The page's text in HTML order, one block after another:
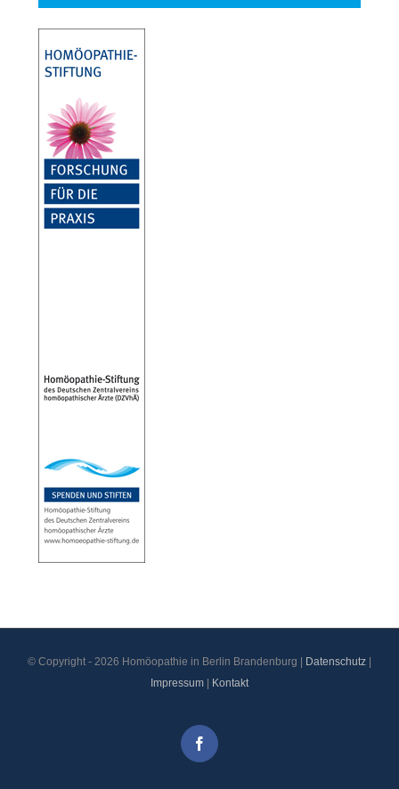
© Copyright - 2026 Homöopathie in Berlin Brandenburg | Datenschutz
Impressum
Kontakt
Facebook